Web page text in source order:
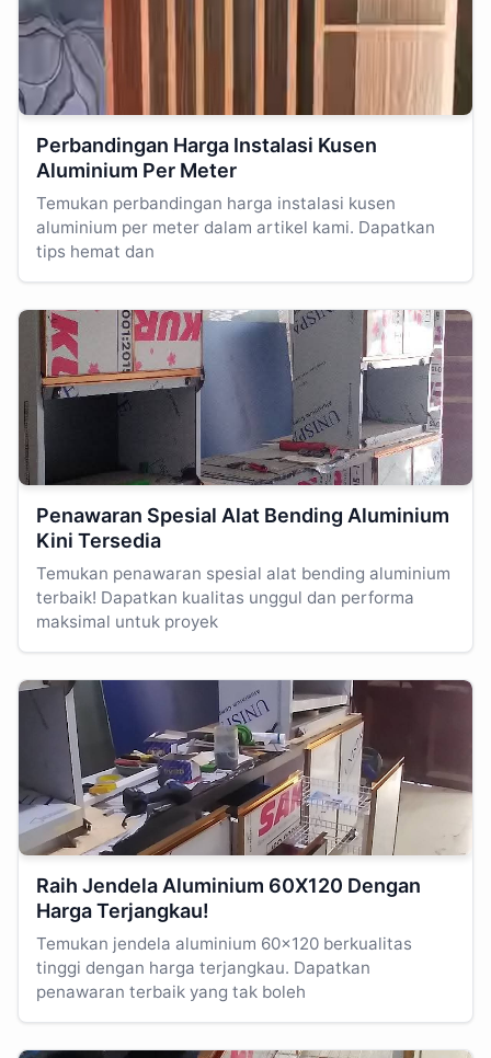
Perbandingan Harga Instalasi Kusen
Aluminium Per Meter
Temukan perbandingan harga instalasi kusen
aluminium per meter dalam artikel kami. Dapatkan
tips hemat dan
Penawaran Spesial Alat Bending Aluminium
Kini Tersedia
Temukan penawaran spesial alat bending aluminium
terbaik! Dapatkan kualitas unggul dan performa
maksimal untuk proyek
Raih Jendela Aluminium 60X120 Dengan
Harga Terjangkau!
Temukan jendela aluminium 60x120 berkualitas
tinggi dengan harga terjangkau. Dapatkan
penawaran terbaik yang tak boleh